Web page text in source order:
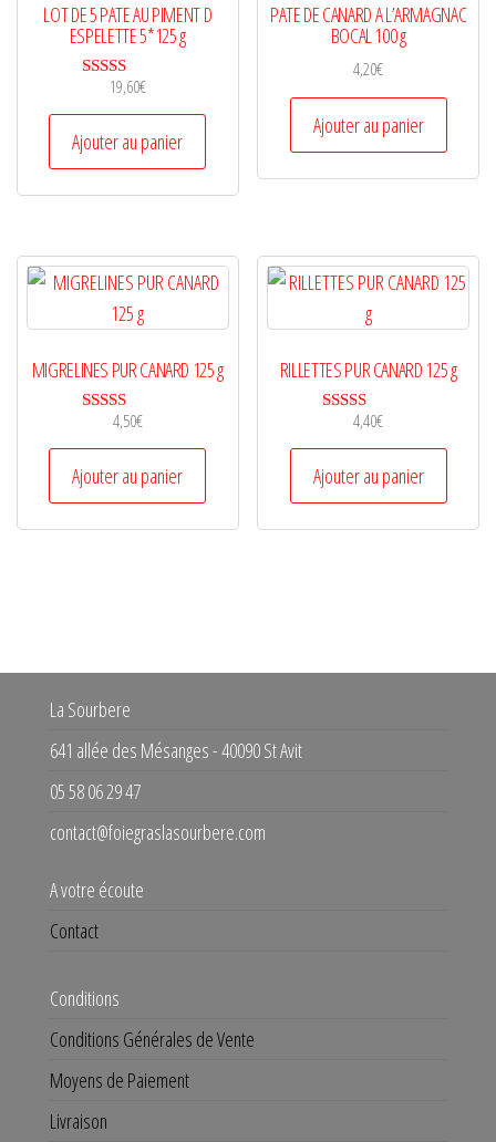
LOT DE 5 PATE AU PIMENT D
ESPELETTE 5*125 g
Note
19,60€
Ajouter au panier
PATE DE CANARD A L’ARMAGNAC
BOCAL 100 g
4,20€
Ajouter au panier
MIGRELINES PUR CANARD 125 g
Note
4,50€
Ajouter au panier
RILLETTES PUR CANARD 125 g
Note
4,40€
Ajouter au panier
La Sourbere
641 allée des Mésanges - 40090 St Avit
05 58 06 29 47
contact@foiegraslasourbere.com
A votre écoute
Contact
Conditions
Conditions Générales de Vente
Moyens de Paiement
Livraison